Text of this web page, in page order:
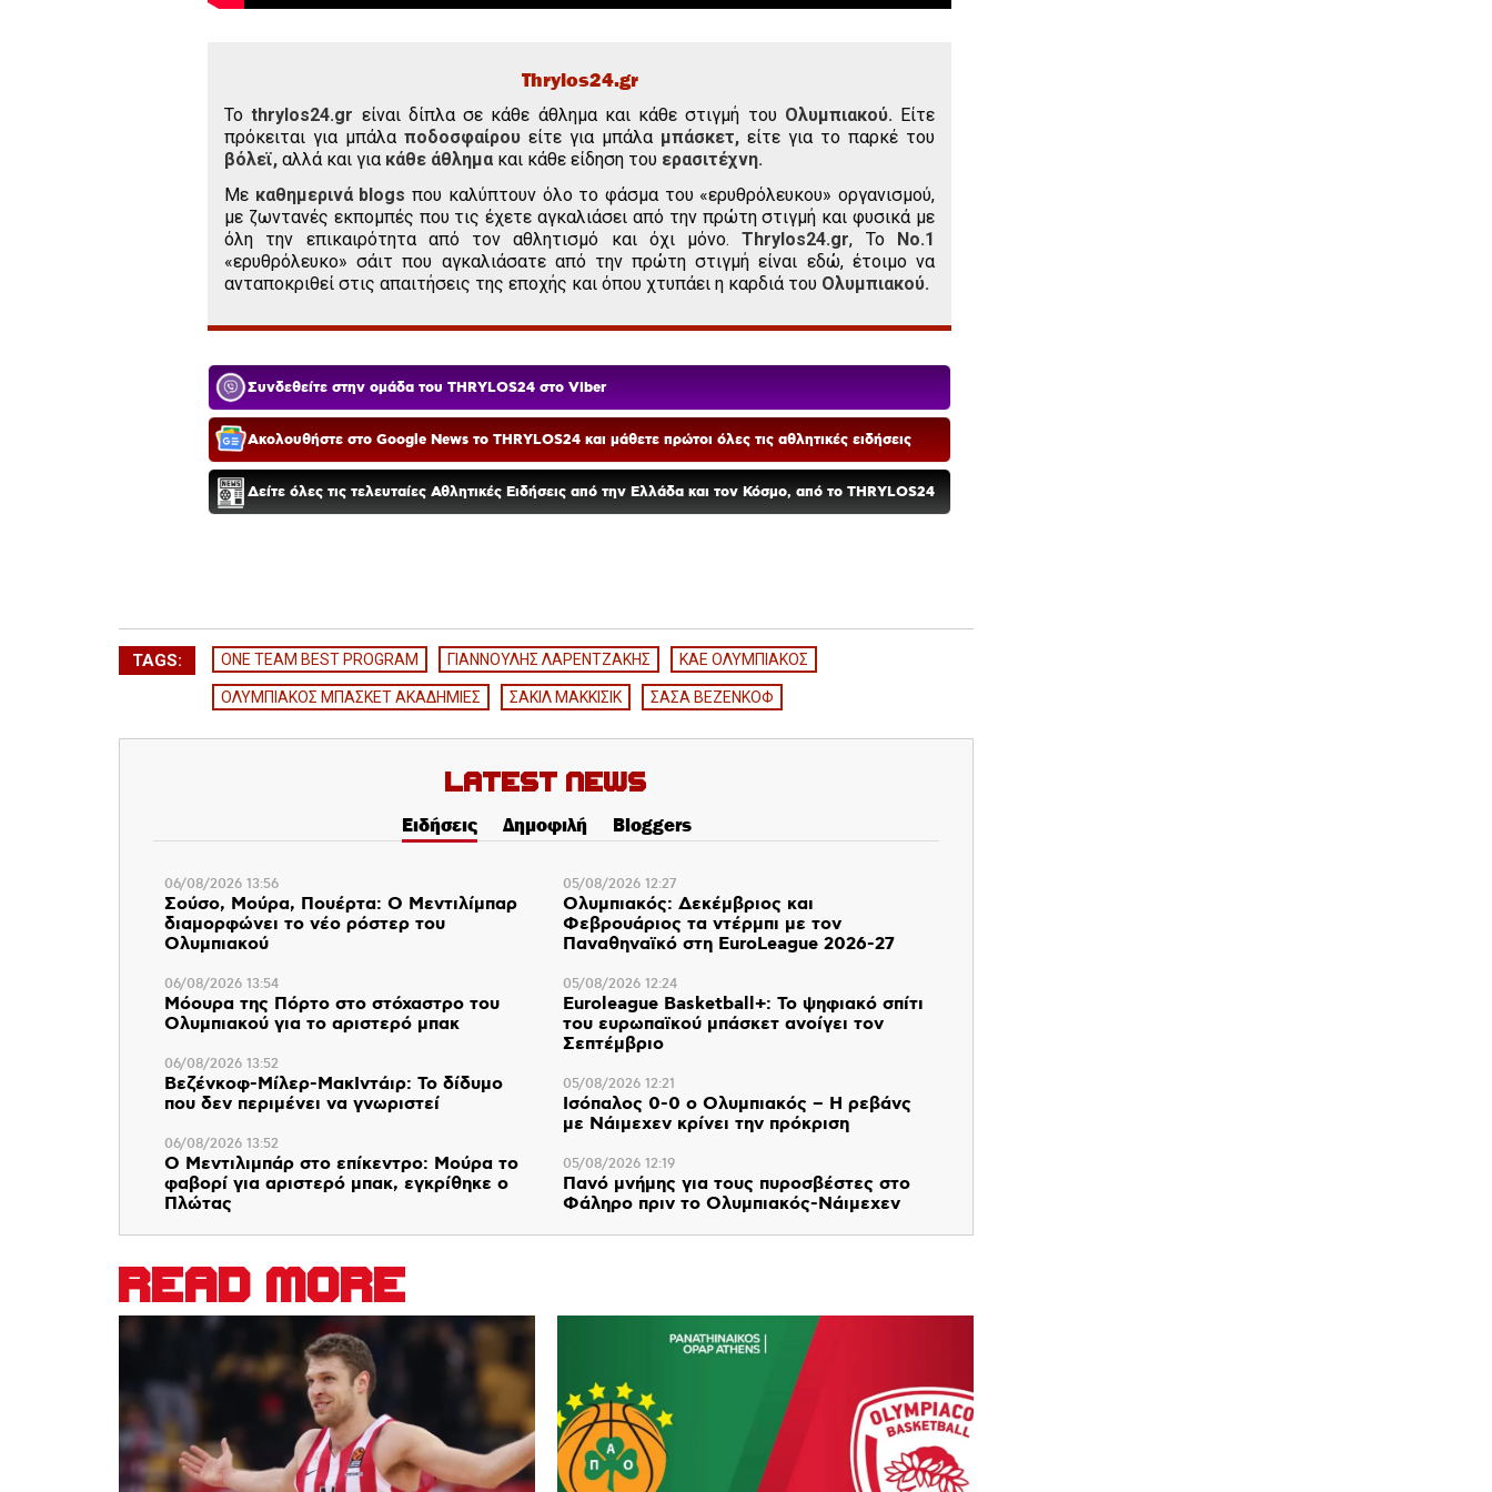
Thrylos24.gr
Tothrylos24.gr είναι δίπλα σε κάθε άθλημα και κάθε στιγμή του Ολυμπιακού. Είτε
πρόκειται για μπάλα ποδοσφαίρου είτε για μπάλα μπάσκετ, είτε για το παρκέ του
βόλεϊ, αλλά και για κάθε άθλημα και κάθε είδηση του ερασιτέχνη.
Με καθημερινά blogs που καλύπτουν όλο το φάσμα του «ερυθρόλευκου» οργανισμού,
με ζωντανές εκπομπές που τις έχετε αγκαλιάσει από την πρώτη στιγμή και φυσικά με
όλη την επικαιρότητα από τον αθλητισμό και όχι μόνο.Thrylos24.gr, Το Νο.1
«ερυθρόλευκο» σάιτ που αγκαλιάσατε από την πρώτη στιγμή είναι εδώ, έτοιμο να
ανταποκριθεί στις απαιτήσεις της εποχής και όπου χτυπάει η καρδιά του Ολυμπιακού.
Συνδεθείτε στην ομάδα του THRYLOS24 στο Viber
Ακολουθήστε στο Google News το THRYLOS24 και μάθετε πρώτοι όλες τις αθλητικές ειδήσεις
Δείτε όλες τις τελευταίες Αθλητικές Ειδήσεις από την Ελλάδα και τον Κόσμο, από το THRYLOS24
TAGS: ONE TEAM BEST PROGRAM ΓΙΑΝΝΟΥΛΗΣ ΛΑΡΕΝΤΖΑΚΗΣ ΚΑΕ ΟΛΥΜΠΙΑΚΟΣ
ΟΛΥΜΠΙΑΚΟΣ ΜΠΑΣΚΕΤ ΑΚΑΔΗΜΙΕΣ ΣΑΚΙΛ ΜΑΚΚΙΣΙΚ ΣΑΣΑ ΒΕΖΕΝΚΟΦ
Latest News
Ειδήσεις Δημοφιλή Bloggers
06/08/2026 13:56
Σούσο, Μούρα, Πουέρτα: Ο Μεντιλίμπαρ
διαμορφώνει το νέο ρόστερ του
Ολυμπιακού
06/08/2026 13:54
Μόουρα της Πόρτο στο στόχαστρο του
Ολυμπιακού για το αριστερό μπακ
06/08/2026 13:52
Βεζένκοφ-Μίλερ-ΜακΙντάιρ: Το δίδυμο
που δεν περιμένει να γνωριστεί
06/08/2026 13:52
Ο Μεντιλιμπάρ στο επίκεντρο: Μούρα το
φαβορί για αριστερό μπακ, εγκρίθηκε ο
Πλώτας
05/08/2026 12:27
Ολυμπιακός: Δεκέμβριος και
Φεβρουάριος τα ντέρμπι με τον
Παναθηναϊκό στη EuroLeague 2026-27
05/08/2026 12:24
Euroleague Basketball+: Το ψηφιακό σπίτι
του ευρωπαϊκού μπάσκετ ανοίγει τον
Σεπτέμβριο
05/08/2026 12:21
Ισόπαλος 0-0 ο Ολυμπιακός – Η ρεβάνς
με Νάιμεχεν κρίνει την πρόκριση
05/08/2026 12:19
Πανό μνήμης για τους πυροσβέστες στο
Φάληρο πριν το Ολυμπιακός-Νάιμεχεν
READ MORE